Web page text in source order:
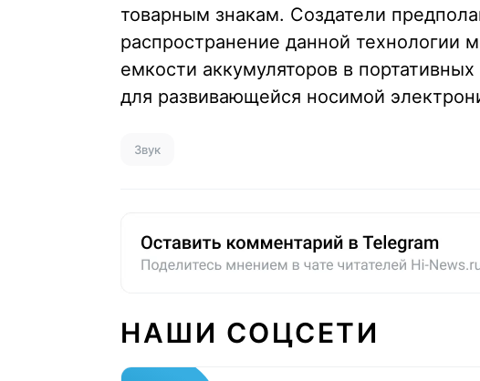
товарным знакам. Создатели
распространение данной
емкости аккумуляторов в
для развивающейся носимой
Звук
НАШИ СОЦСЕТИ